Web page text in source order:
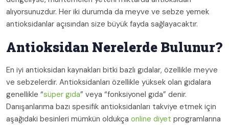
alıyorsunuzdur. Her iki durumda da meyve ve sebze yemek
antioksidanlar açısından size büyük fayda sağlayacaktır.
Antioksidan Nerelerde Bulunur?
En iyi antioksidan kaynakları bitki bazlı gıdalar, özellikle meyve
ve sebzelerdir. Antioksidanları özellikle yüksek olan gıdalara
genellikle “süper gıda” veya “fonksiyonel gıda” denir.
Danışanlarıma bazı spesifik antioksidanları takviye etmek için
aşağıdaki besinleri mümkün oldukça online diyet programlarına